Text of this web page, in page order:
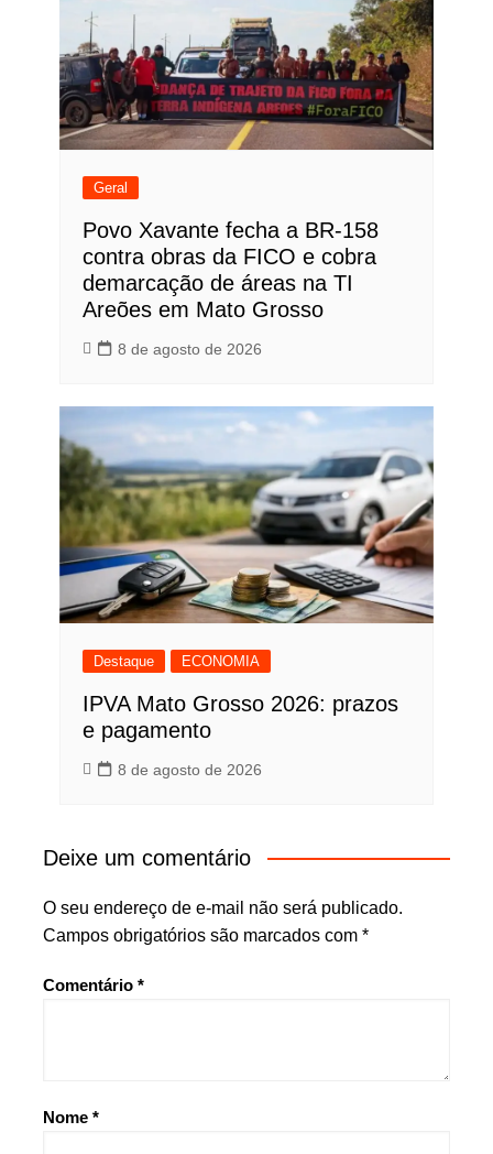
Geral
Povo Xavante fecha a BR-158
contra obras da FICO e cobra
demarcação de áreas na TI
Areões em Mato Grosso
8 de agosto de 2026
Destaque ECONOMIA
IPVA Mato Grosso 2026: prazos
e pagamento
8 de agosto de 2026
Deixe um comentário
O seu endereço de e-mail não será publicado.
Campos obrigatórios são marcados com *
Comentário *
Nome *